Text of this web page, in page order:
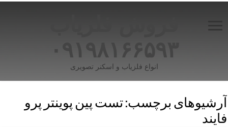
۰۹۱۹۸۱۶۶۵۹۳
انواع فلزیاب و اسکنر تصویری
آرشیوهای برچسب:تست پین پوینتر پرو
فایند